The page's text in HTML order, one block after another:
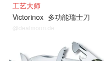
工艺大师
Victorinox 多功能瑞士刀
@dealmoon.de